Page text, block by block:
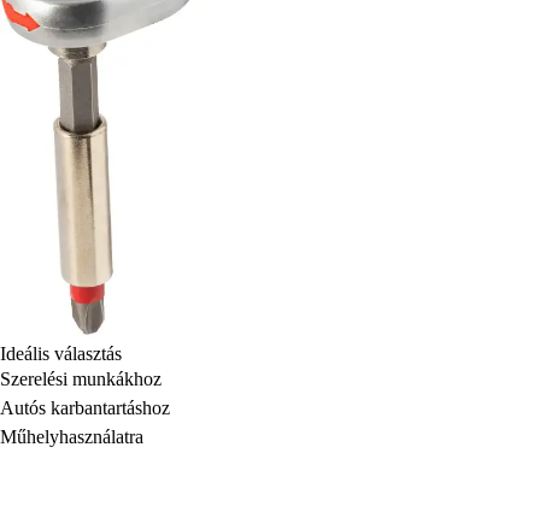
Ideális választás
Szerelési munkákhoz
Autós karbantartáshoz
Műhelyhasználatra